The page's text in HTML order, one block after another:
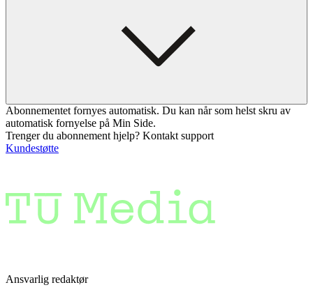
Abonnementet fornyes automatisk. Du kan når som helst skru av
automatisk fornyelse på Min Side.
Trenger du abonnement hjelp? Kontakt support
Kundestøtte
Ansvarlig redaktør